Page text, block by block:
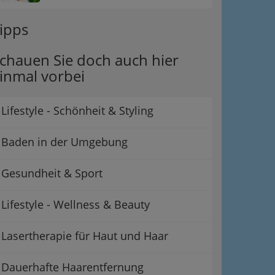
Sie doch auch hier
vorbei
Lifestyle - Schönheit & Styling
Baden in der Umgebung
Gesundheit & Sport
Lifestyle - Wellness & Beauty
Lasertherapie für Haut und Haar
Dauerhafte Haarentfernung